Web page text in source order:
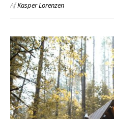
AfKasper Lorenzen